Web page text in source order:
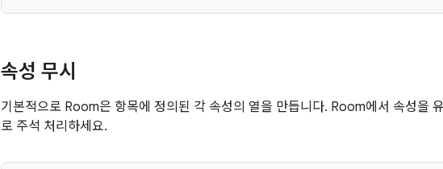
속성 무시
기본적으로 Room은 항목에 정의된 각 속성의 열을 만듭니다. Room에서 속성을
로 주석 처리하세요.